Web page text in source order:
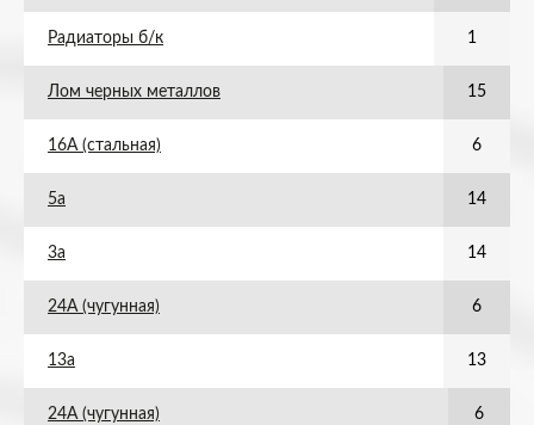
Радиаторы б/к 1
Лом черных металлов 15
16А (стальная) 6
5а 14
3а 14
24А (чугунная) 6
13а 13
24А (чугунная) 6